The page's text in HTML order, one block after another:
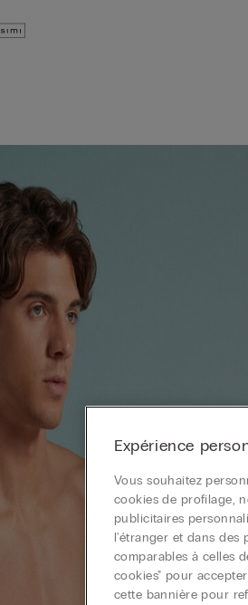
Expérience
Vous souhaitez
cookies de profilage,
publicitaires
l'étranger et dans des
comparables à celles
cookies" pour
cette bannière pour